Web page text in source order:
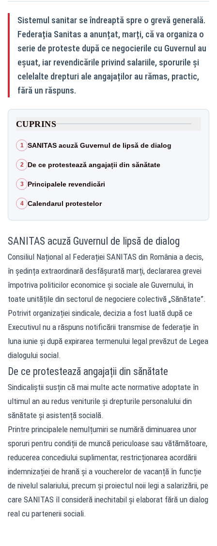
Sistemul sanitar se îndreaptă spre o grevă generală.
Federația Sanitas a anunțat, marți, că va organiza o
serie de proteste după ce negocierile cu Guvernul au
eșuat, iar revendicările privind salariile, sporurile și
celelalte drepturi ale angajaților au rămas, practic,
fără un răspuns.
CUPRINS
1 SANITAS acuză Guvernul de lipsă de dialog
2 De ce protestează angajații din sănătate
3 Principalele revendicări
4 Calendarul protestelor
SANITAS acuză Guvernul de lipsă de dialog
Consiliul Național al Federației SANITAS din România a decis,
în ședința extraordinară desfășurată marți, declararea grevei
împotriva politicilor economice și sociale ale Guvernului, în
toate unitățile din sectorul de negociere colectivă „Sănătate”.
Potrivit organizației sindicale, decizia a fost luată după ce
Executivul nu a răspuns notificării transmise de federație în
luna iunie și după expirarea termenului legal prevăzut de Legea
dialogului social.
De ce protestează angajații din sănătate
Sindicaliștii susțin că mai multe acte normative adoptate în
ultimul an au redus veniturile și drepturile personalului din
sănătate și asistență socială.
Printre principalele nemulțumiri se numără diminuarea unor
sporuri pentru condiții de muncă periculoase sau vătămătoare,
reducerea concediului suplimentar, restricționarea acordării
indemnizației de hrană și a voucherelor de vacanță în funcție
de nivelul salariului, precum și proiectul noii legi a salarizării, pe
care SANITAS îl consideră inechitabil și elaborat fără un dialog
real cu partenerii sociali.